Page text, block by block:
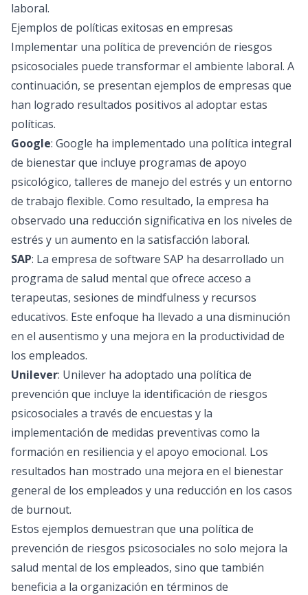
laboral.
Ejemplos de políticas exitosas en empresas
Implementar una política de prevención de riesgos
psicosociales puede transformar el ambiente laboral. A
continuación, se presentan ejemplos de empresas que
han logrado resultados positivos al adoptar estas
políticas.
Google: Google ha implementado una política integral
de bienestar que incluye programas de apoyo
psicológico, talleres de manejo del estrés y un entorno
de trabajo flexible. Como resultado, la empresa ha
observado una reducción significativa en los niveles de
estrés y un aumento en la satisfacción laboral.
SAP: La empresa de software SAP ha desarrollado un
programa de salud mental que ofrece acceso a
terapeutas, sesiones de mindfulness y recursos
educativos. Este enfoque ha llevado a una disminución
en el ausentismo y una mejora en la productividad de
los empleados.
Unilever: Unilever ha adoptado una política de
prevención que incluye la identificación de riesgos
psicosociales a través de encuestas y la
implementación de medidas preventivas como la
formación en resiliencia y el apoyo emocional. Los
resultados han mostrado una mejora en el bienestar
general de los empleados y una reducción en los casos
de burnout.
Estos ejemplos demuestran que una política de
prevención de riesgos psicosociales no solo mejora la
salud mental de los empleados, sino que también
beneficia a la organización en términos de